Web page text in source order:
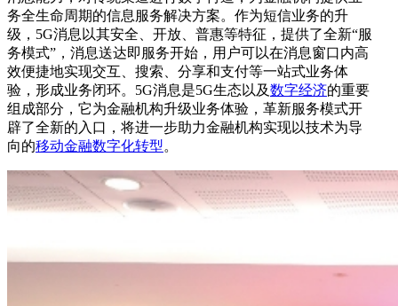
务全生命周期的信息服务解决方案。作为短信业务的升
级，5G消息以其安全、开放、普惠等特征，提供了全新“服
务模式”，消息送达即服务开始，用户可以在消息窗口内高
效便捷地实现交互、搜索、分享和支付等一站式业务体
验，形成业务闭环。5G消息是5G生态以及数字经济的重要
组成部分，它为金融机构升级业务体验，革新服务模式开
辟了全新的入口，将进一步助力金融机构实现以技术为导
向的移动金融数字化转型。